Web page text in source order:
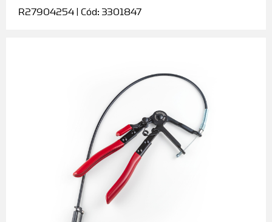
R27904254 | Cód: 3301847